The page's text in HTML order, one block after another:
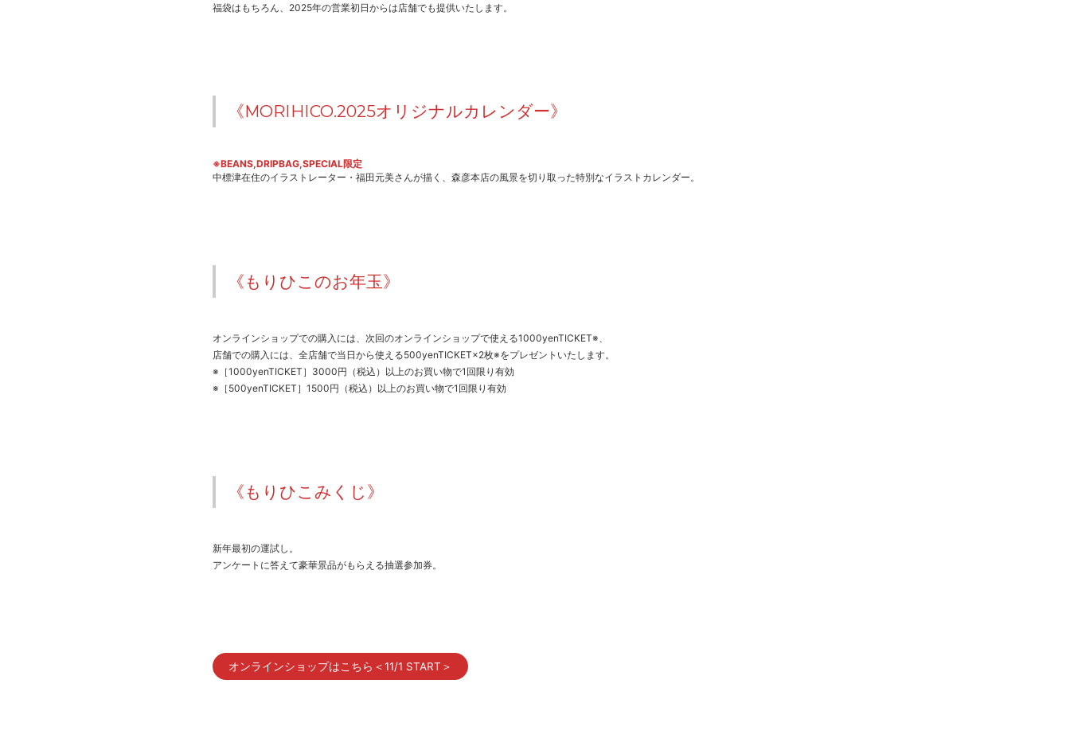
福袋はもちろん、2025年の営業初日からは店舗でも提供いたします。
《MORIHICO.2025オリジナルカレンダー》
※BEANS,DRIPBAG,SPECIAL限定
中標津在住のイラストレーター・福田元美さんが描く、森彦本店の風景を切り取った特別なイラストカレンダー。
《もりひこのお年玉》
オンラインショップでの購入には、次回のオンラインショップで使える1000yenTICKET※、
店舗での購入には、全店舗で当日から使える500yenTICKET×2枚※をプレゼントいたします。
※［1000yenTICKET］3000円（税込）以上のお買い物で1回限り有効
※［500yenTICKET］1500円（税込）以上のお買い物で1回限り有効
《もりひこみくじ》
新年最初の運試し。
アンケートに答えて豪華景品がもらえる抽選参加券。
オンラインショップはこちら＜11/1 START＞